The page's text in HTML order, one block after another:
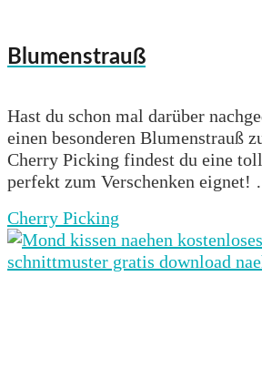
Blumenstrauß
Hast du schon mal darüber
einen besonderen Blumenstrauß
Cherry Picking findest du eine
perfekt zum Verschenken eignet!
Cherry Picking